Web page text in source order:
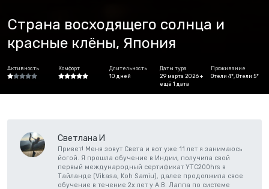
Страна восходящего солнца и
красные клёны, Япония
Активность Комфорт
Длительность
10 дней
Даты тура
29 марта 2026 +
ещё 1 дата
Проживание
Отели 4*, Отели 5*
Светлана И
Привет! Меня зовут Света и вот уже 11 лет я занимаюсь
йогой. Я прошла обучение в Индии, получила свой
первый международный сертификат YTC200hrs в
Тайланде (Vikasa, Koh Samiu), далее продолжила свое
обучение в течение 2х лет у А.В. Лаппа по системе